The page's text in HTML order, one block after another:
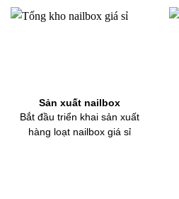
Sản xuất nailbox
Bắt đầu triển khai sản xuất
hàng loạt nailbox giá sỉ